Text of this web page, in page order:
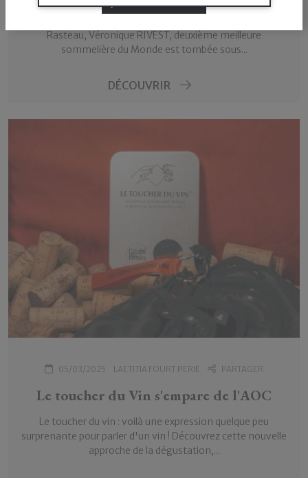
Rasteau, Véronique RIVEST, deuxième meilleure
sommelière du Monde est tombée sous...
DÉCOUVRIR
05/03/2025 LAETITIA FOURT PERIE PARTAGER
Le toucher du Vin s'empare de l'AOC
Le toucher du vin : voilà une expression quelque peu
surprenante pour parler d'un vin ! Découvrez cette nouvelle
approche de la dégustation,...